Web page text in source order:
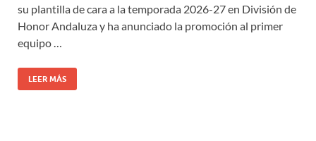
su plantilla de cara a la temporada 2026-27 en División de
Honor Andaluza y ha anunciado la promoción al primer
equipo …
LEER MÁS